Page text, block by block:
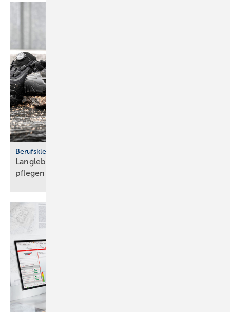
Berufskleidung
Langlebig und sicher: Ar­beits­schu­he rich­tig
pfle­gen